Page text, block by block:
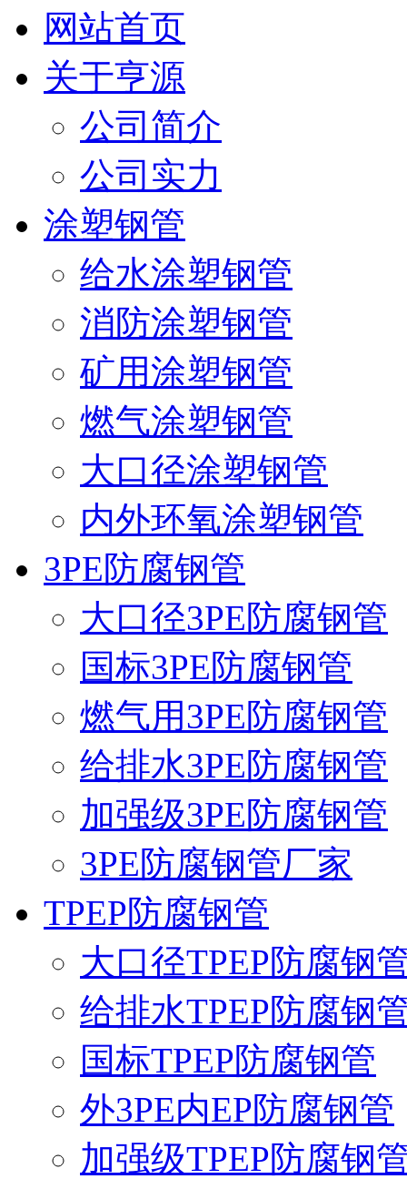
网站首页
关于亨源
公司简介
公司实力
涂塑钢管
给水涂塑钢管
消防涂塑钢管
矿用涂塑钢管
燃气涂塑钢管
大口径涂塑钢管
内外环氧涂塑钢管
3PE防腐钢管
大口径3PE防腐钢管
国标3PE防腐钢管
燃气用3PE防腐钢管
给排水3PE防腐钢管
加强级3PE防腐钢管
3PE防腐钢管厂家
TPEP防腐钢管
大口径TPEP防腐钢
给排水TPEP防腐钢
国标TPEP防腐钢管
外3PE内EP防腐钢管
加强级TPEP防腐钢